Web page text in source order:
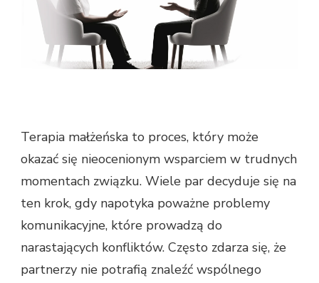
Terapia małżeńska to proces, który może
okazać się nieocenionym wsparciem w trudnych
momentach związku. Wiele par decyduje się na
ten krok, gdy napotyka poważne problemy
komunikacyjne, które prowadzą do
narastających konfliktów. Często zdarza się, że
partnerzy nie potrafią znaleźć wspólnego